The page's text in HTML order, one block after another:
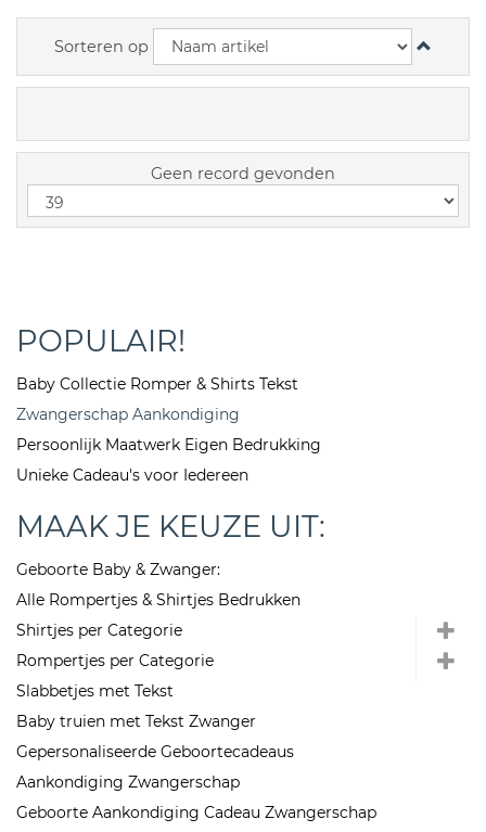
Sorteren op
Geen record gevonden
POPULAIR!
Baby Collectie Romper & Shirts Tekst
Zwangerschap Aankondiging
Persoonlijk Maatwerk Eigen Bedrukking
Unieke Cadeau's voor Iedereen
MAAK JE KEUZE UIT:
Geboorte Baby & Zwanger:
Alle Rompertjes & Shirtjes Bedrukken
Shirtjes per Categorie
Rompertjes per Categorie
Slabbetjes met Tekst
Baby truien met Tekst Zwanger
Gepersonaliseerde Geboortecadeaus
Aankondiging Zwangerschap
Geboorte Aankondiging Cadeau Zwangerschap